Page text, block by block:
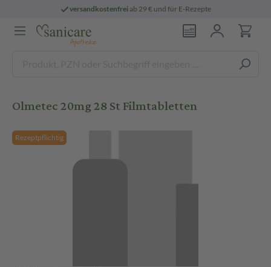
versandkostenfreiab 29 € und für E-Rezepte
Olmetec 20mg 28 St Filmtabletten
Rezeptpflichtig